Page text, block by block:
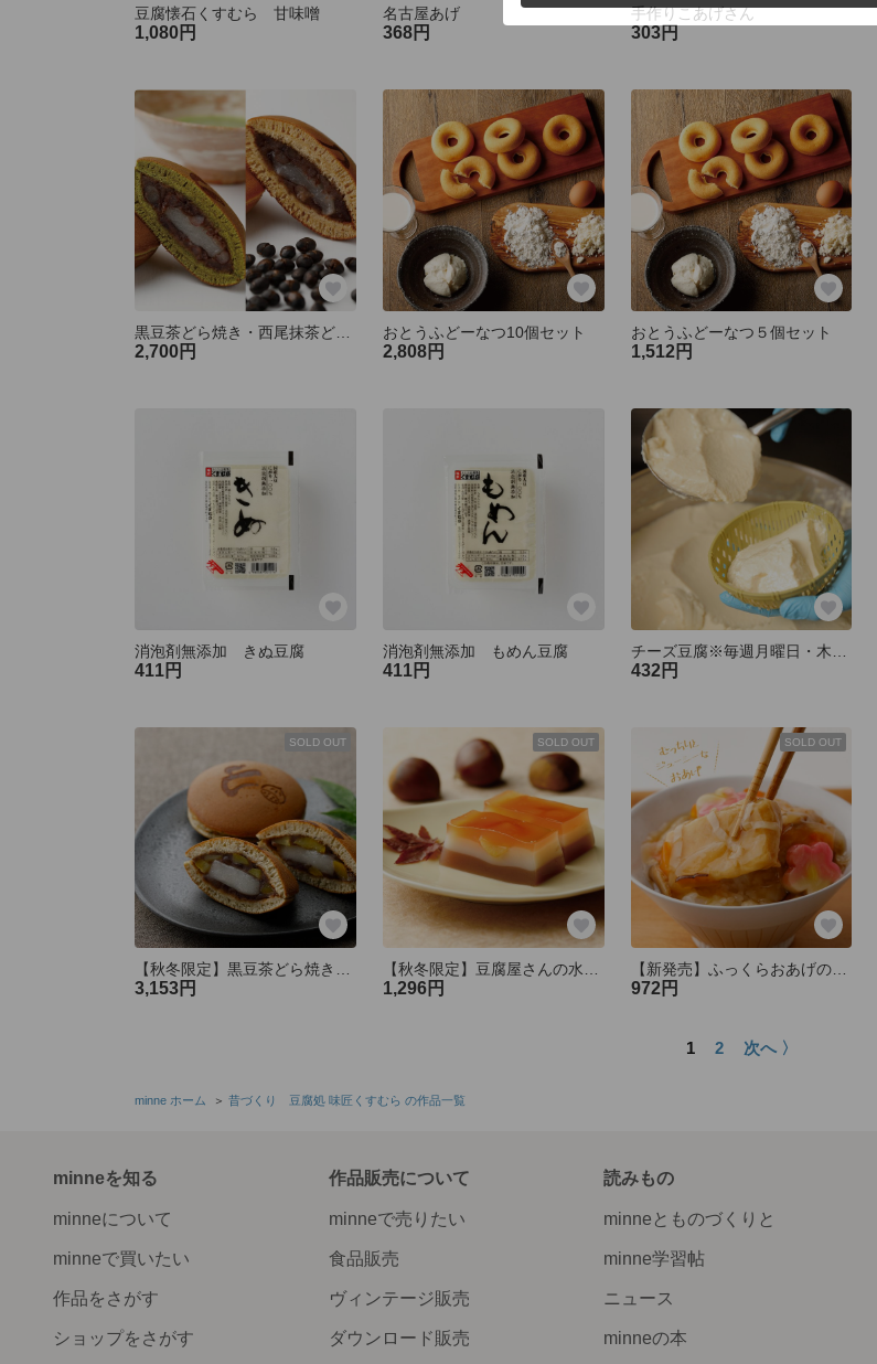
豆腐懐石くすむら 甘味噌
1,080円
名古屋あげ
368円
手作りこあげさん
303円
2,700円
おとうふどーなつ10個セット
2,808円
おとうふどーなつ５個セット
1,512円
消泡剤無添加 きぬ豆腐
411円
消泡剤無添加 もめん豆腐
411円 432円
SOLD OUT
【秋冬限定】黒豆茶どら焼き「栗」（8個入）
3,153円
SOLD OUT
【秋冬限定】豆腐屋さんの水ようかん 栗
1,296円
SOLD OUT
【新発売】ふっくらおあげの湯葉あんかけ（２人前）
972円
1 2 次へ 〉
minne ホーム ＞ 昔づくり 豆腐処 味匠くすむら の作品一覧
minneを知る
minneについて
minneで買いたい
作品をさがす
ショップをさがす
作品販売について
minneで売りたい
食品販売
ヴィンテージ販売
ダウンロード販売
読みもの
minneとものづくりと
minne学習帖
ニュース
minneの本